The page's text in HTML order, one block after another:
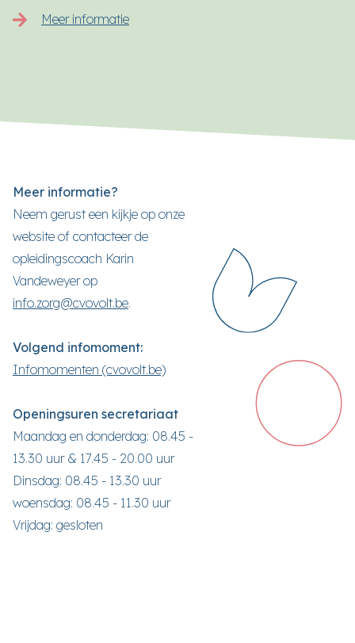
Meer informatie
Meer informatie?
Neem gerust een kijkje op onze
website of contacteer de
opleidingscoach Karin
Vandeweyer op
info.zorg@cvovolt.be.
Volgend infomoment:
Infomomenten (cvovolt.be)
Openingsuren secretariaat
Maandag en donderdag: 08.45 -
13.30 uur & 17.45 - 20.00 uur
Dinsdag: 08.45 - 13.30 uur
woensdag: 08.45 - 11.30 uur
Vrijdag: gesloten